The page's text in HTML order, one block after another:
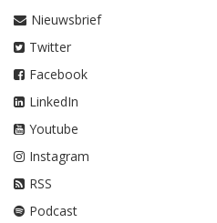
Nieuwsbrief
Twitter
Facebook
LinkedIn
Youtube
Instagram
RSS
Podcast